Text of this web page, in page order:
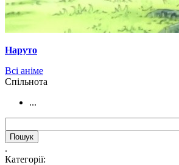
Наруто
Всі аніме
Cпільнота
...
.
Категорії: